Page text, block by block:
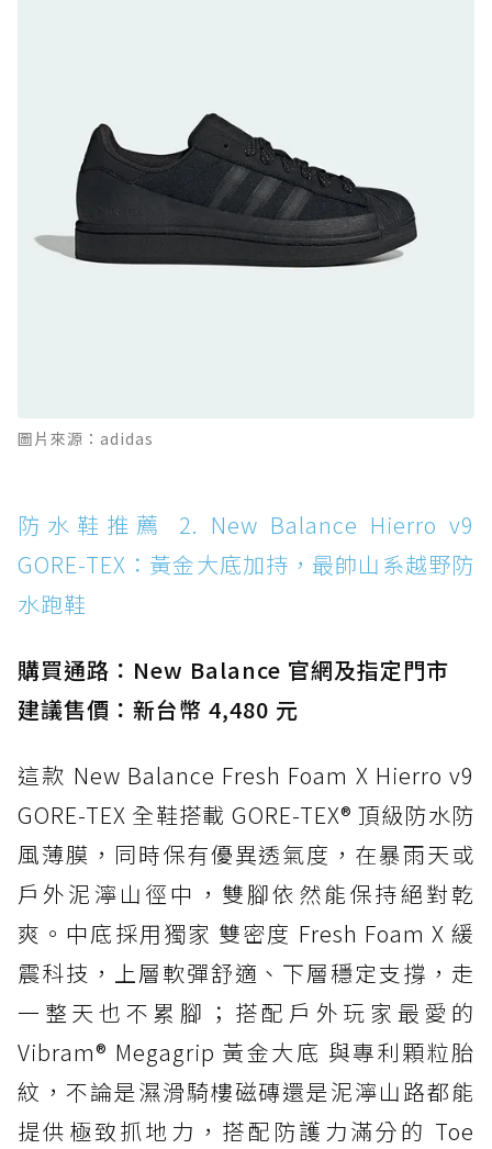
防水鞋推薦 10. PUMA Voyage NITRO™ 4
GORE-TEX：氮氣中底注入，回彈與防滑兼具的
全天候越野跑鞋
防水鞋推薦 11. On Cloudhorizon 2 WP：腳
感軟彈、搭載 Missiongrip™ 的防水輕越野鞋
Boot：馬汀首款雨靴登場，經典八孔加上全防
防水鞋推薦 14. SKECHERS BADGER
WATERPROOF：一踩即穿懶人神器！搭載固特
異大底與全防水厚底健走鞋
防水鞋推薦 15. Brooks Cascadia 19 GTX：注
圖片來源：adidas
防水鞋推薦 2. New Balance Hierro v9
GORE-TEX：黃金大底加持，最帥山系越野防
水跑鞋
購買通路：New Balance 官網及指定門市
建議售價：新台幣 4,480 元
這款 New Balance Fresh Foam X Hierro v9
GORE-TEX 全鞋搭載 GORE-TEX® 頂級防水防
風薄膜，同時保有優異透氣度，在暴雨天或
戶外泥濘山徑中，雙腳依然能保持絕對乾
爽。中底採用獨家 雙密度 Fresh Foam X 緩
震科技，上層軟彈舒適、下層穩定支撐，走
一整天也不累腳；搭配戶外玩家最愛的
Vibram® Megagrip 黃金大底 與專利顆粒胎
紋，不論是濕滑騎樓磁磚還是泥濘山路都能
提供極致抓地力，搭配防護力滿分的 Toe